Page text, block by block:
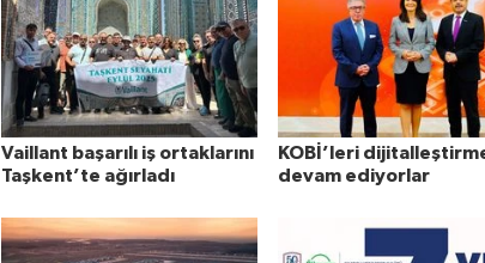
Vaillant başarılı iş ortaklarını
Taşkent’te ağırladı
KOBİ’leri
devam ediyorlar